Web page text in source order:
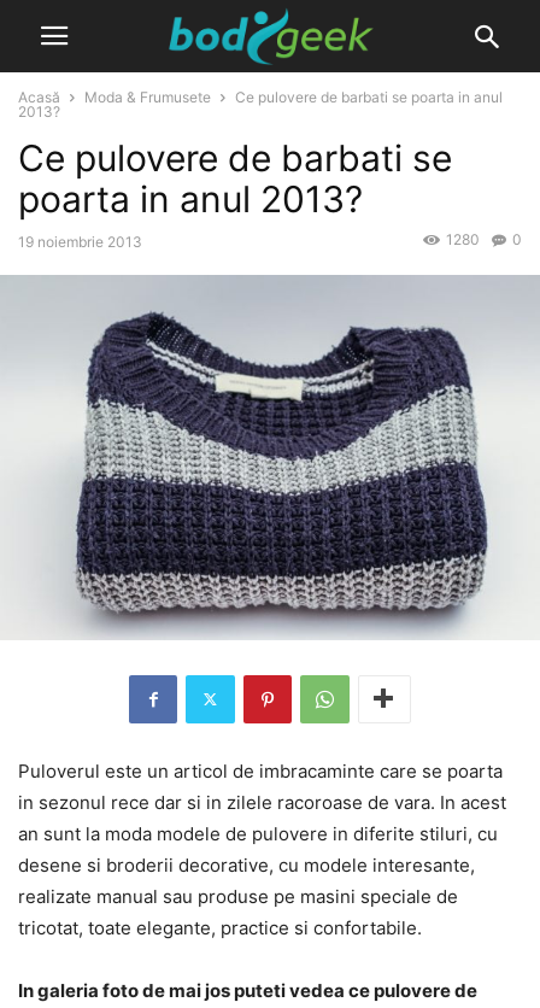
Acasă Moda & Frumusete
Ce pulovere de barbati se poarta in anul
2013?
Ce pulovere de barbati se
poarta in anul 2013?
19 noiembrie 2013 0
1280
Puloverul este un articol de imbracaminte care se poarta
in sezonul rece dar si in zilele racoroase de vara. In acest
an sunt la moda modele de pulovere in diferite stiluri, cu
desene si broderii decorative, cu modele interesante,
realizate manual sau produse pe masini speciale de
tricotat, toate elegante, practice si confortabile.
In galeria foto de mai jos puteti vedea ce pulovere de